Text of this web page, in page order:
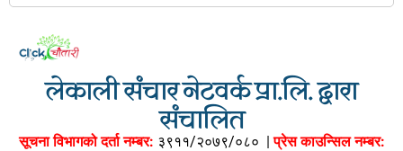
लेकाली संचार नेटवर्क प्रा.लि. द्वारा
संचालित
सूचना विभागको दर्ता नम्बर: ३९११/२०७९/०८० |प्रेस काउन्सिल नम्बर: